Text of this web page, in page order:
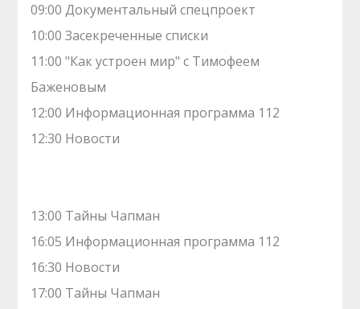
09:00 Документальный спецпроект
10:00 Заcекрeченные списки
11:00 "Как устроен мир" с Тимофеем
Баженовым
12:00 Информационная программа 112
12:30 Новости
13:00 Тaйны Чапман
16:05 Информационная программа 112
16:30 Новости
17:00 Тaйны Чапман